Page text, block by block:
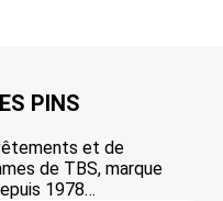
PINS
et de
de TBS, marque
1978…